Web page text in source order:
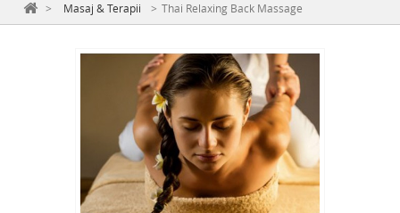
> Masaj & Terapii > Thai Relaxing Back Massage